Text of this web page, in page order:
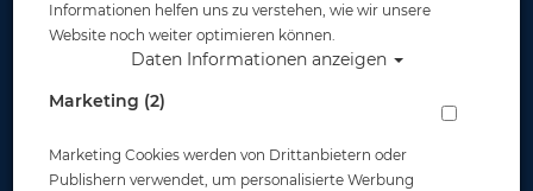
Informationen helfen uns zu verstehen, wie wir unsere
Website noch weiter optimieren können.
Daten Informationen anzeigen
Marketing (2)
Marketing Cookies werden von Drittanbietern oder
Publishern verwendet, um personalisierte Werbung